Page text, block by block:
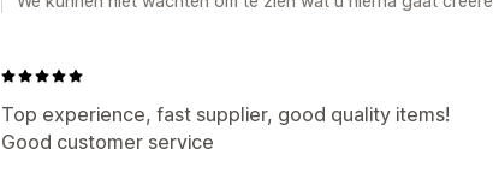
Top experience, fast supplier, good quality items!
Good customer service